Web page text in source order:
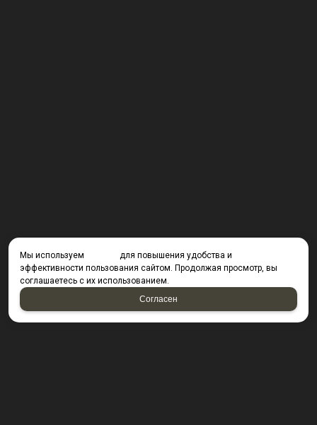
Мы используем
для повышения удобства и
эффективности пользования сайтом. Продолжая просмотр, вы
соглашаетесь с их использованием.
Согласен